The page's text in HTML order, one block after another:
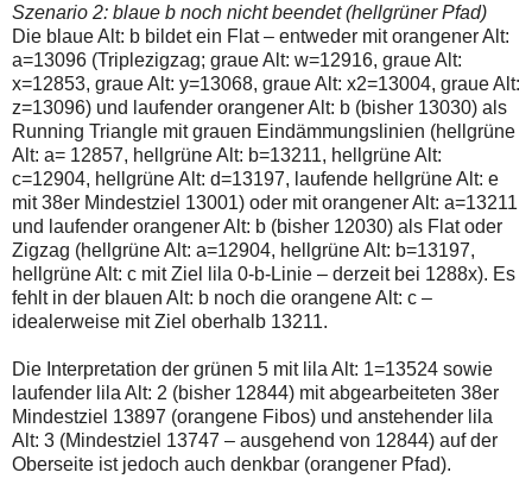
Szenario 2: blaue b noch nicht beendet (hellgrüner Pfad)
Die blaue Alt: b bildet ein Flat – entweder mit orangener Alt:
a=13096 (Triplezigzag; graue Alt: w=12916, graue Alt:
x=12853, graue Alt: y=13068, graue Alt: x2=13004, graue Alt:
z=13096) und laufender orangener Alt: b (bisher 13030) als
Running Triangle mit grauen Eindämmungslinien (hellgrüne
Alt: a= 12857, hellgrüne Alt: b=13211, hellgrüne Alt:
c=12904, hellgrüne Alt: d=13197, laufende hellgrüne Alt: e
mit 38er Mindestziel 13001) oder mit orangener Alt: a=13211
und laufender orangener Alt: b (bisher 12030) als Flat oder
Zigzag (hellgrüne Alt: a=12904, hellgrüne Alt: b=13197,
hellgrüne Alt: c mit Ziel lila 0-b-Linie – derzeit bei 1288x). Es
fehlt in der blauen Alt: b noch die orangene Alt: c –
idealerweise mit Ziel oberhalb 13211.
Die Interpretation der grünen 5 mit lila Alt: 1=13524 sowie
laufender lila Alt: 2 (bisher 12844) mit abgearbeiteten 38er
Mindestziel 13897 (orangene Fibos) und anstehender lila
Alt: 3 (Mindestziel 13747 – ausgehend von 12844) auf der
Oberseite ist jedoch auch denkbar (orangener Pfad).